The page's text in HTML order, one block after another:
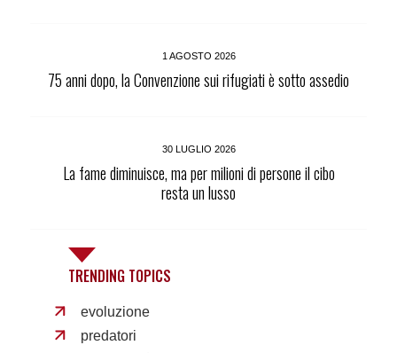
1 AGOSTO 2026
75 anni dopo, la Convenzione sui rifugiati è sotto assedio
30 LUGLIO 2026
La fame diminuisce, ma per milioni di persone il cibo
resta un lusso
TRENDING TOPICS
evoluzione
predatori